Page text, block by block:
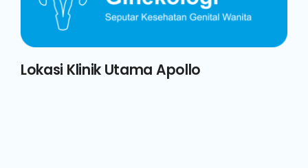
Lokasi Klinik Utama Apollo